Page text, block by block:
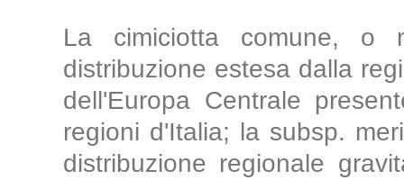
La cimiciotta comune, o
distribuzione estesa dalla
dell'Europa Centrale
regioni d'Italia; la subsp.
distribuzione regionale